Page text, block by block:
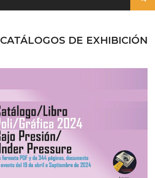
CATÁLOGOS DE EXHIBICIÓN